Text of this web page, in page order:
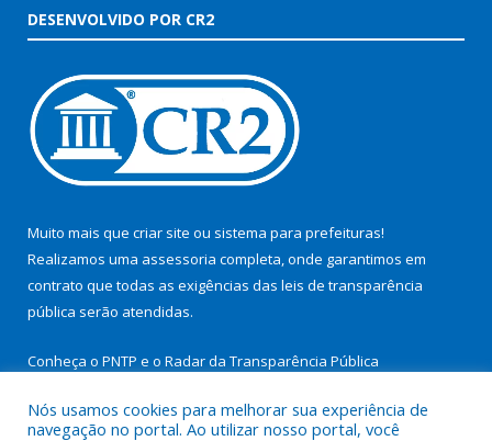
DESENVOLVIDO POR CR2
Muito mais que criar site ou sistema para prefeituras!
Realizamos uma assessoria completa, onde garantimos em
contrato que todas as exigências das leis de transparência
pública serão atendidas.
Conheça o PNTP e o Radar da Transparência Pública
Nós usamos cookies para melhorar sua experiência de
navegação no portal. Ao utilizar nosso portal, você